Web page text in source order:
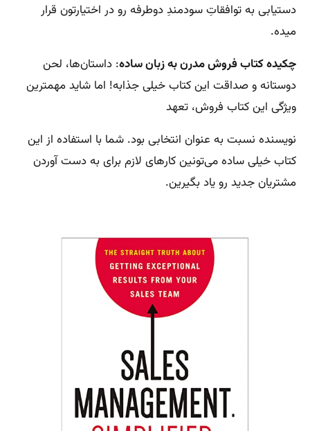
دستیابی به توافقاتِ سودمندِ دوطرفه رو در اختیارتون قرار
میده.
چکیده کتاب فروش مدرن به زبان ساده: داستان‌ها، لحن
دوستانه و صداقت این کتاب خیلی جذابه! اما شاید مهمترین
ویژگی این کتاب فروش، تعهد
نویسنده نسبت به عنوان انتخابی بود. شما با استفاده از این
کتاب خیلی ساده می‌تونین کارهای لازم برای به دست آوردن
مشتریان جدید رو یاد بگیرین.